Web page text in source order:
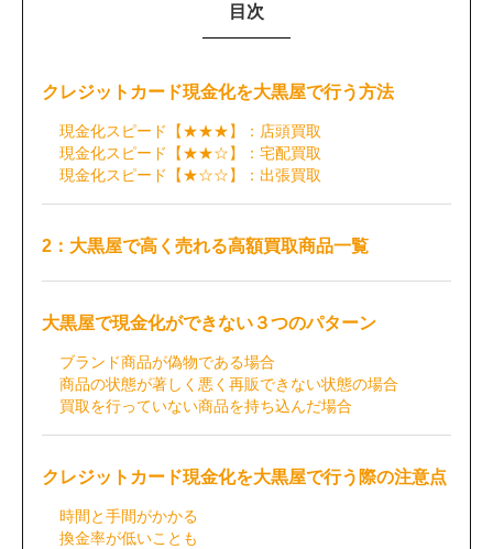
目次
クレジットカード現金化を大黒屋で行う方法
現金化スピード【★★★】：店頭買取
現金化スピード【★★☆】：宅配買取
現金化スピード【★☆☆】：出張買取
2：大黒屋で高く売れる高額買取商品一覧
大黒屋で現金化ができない３つのパターン
ブランド商品が偽物である場合
商品の状態が著しく悪く再販できない状態の場合
買取を行っていない商品を持ち込んだ場合
クレジットカード現金化を大黒屋で行う際の注意点
時間と手間がかかる
換金率が低いことも